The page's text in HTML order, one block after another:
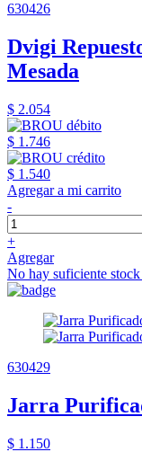
630426
Dvigi
Mesada
$ 2.054
$ 1.746
$ 1.540
Agregar a mi carrito
-
+
Agregar
No hay suficiente
630429
Jarra
$ 1.150